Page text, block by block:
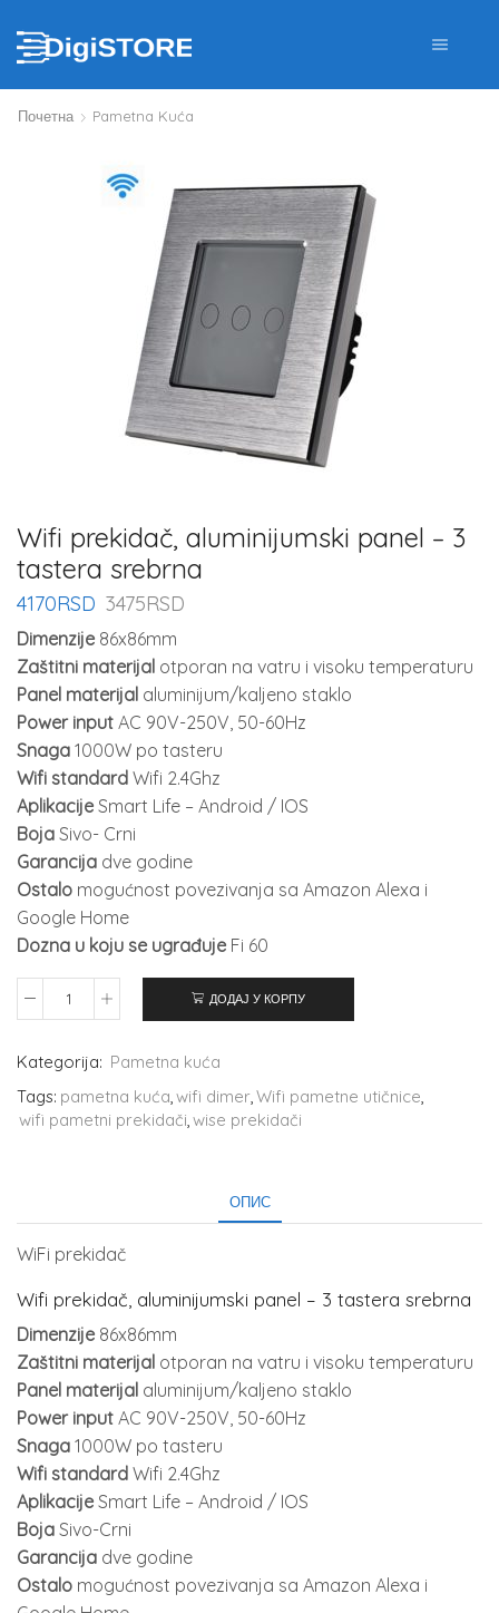
Почетна Pametna Kuća
Wifi prekidač, aluminijumski panel – 3
tastera srebrna
4170RSD 3475RSD
Dimenzije 86x86mm
Zaštitni materijal otporan na vatru i visoku temperaturu
Panel materijal aluminijum/kaljeno staklo
Power input AC 90V-250V, 50-60Hz
Snaga 1000W po tasteru
Wifi standard Wifi 2.4Ghz
Aplikacije Smart Life – Android / IOS
Boja Sivo- Crni
Garancija dve godine
Ostalo mogućnost povezivanja sa Amazon Alexa i
Google Home
Dozna u koju se ugrađuje Fi 60
ДОДАЈ У КОРПУ
Kategorija: Pametna kuća
Tags: pametna kuća,wifi dimer,Wifi pametne utičnice,
wifi pametni prekidači,wise prekidači
ОПИС
WiFi prekidač
Wifi prekidač, aluminijumski panel – 3 tastera srebrna
Dimenzije 86x86mm
Zaštitni materijal otporan na vatru i visoku temperaturu
Panel materijal aluminijum/kaljeno staklo
Power input AC 90V-250V, 50-60Hz
Snaga 1000W po tasteru
Wifi standard Wifi 2.4Ghz
Aplikacije Smart Life – Android / IOS
Boja Sivo-Crni
Garancija dve godine
Ostalo mogućnost povezivanja sa Amazon Alexa i